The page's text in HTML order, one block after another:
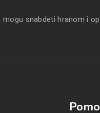
snabdeti hranom i